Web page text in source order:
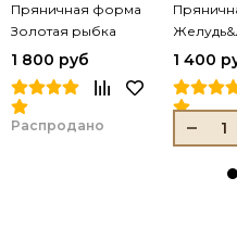
Пряничная форма
Золотая рыбка
1 800 руб
Распродано
(цвет
1 400